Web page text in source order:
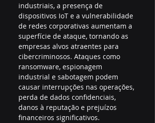
industriais, a presença de
dispositivos IoT e a vulnerabilidade
de redes corporativas aumentam a
superfície de ataque, tornando as
empresas alvos atraentes para
cibercriminosos. Ataques como
ransomware, espionagem
industrial e sabotagem podem
causar interrupções nas operações,
perda de dados confidenciais,
danos à reputação e prejuízos
financeiros significativos.